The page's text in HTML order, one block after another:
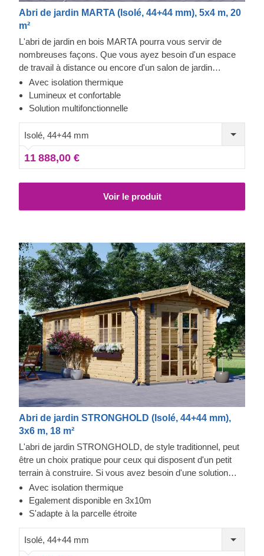
Abri de jardin MARTA (Isolé, 44+44 mm), 5x4 m, 20
m²
L'abri de jardin en bois MARTA pourra vous servir de
nombreuses façons. Que vous ayez besoin d'un espace
de travail à distance ou encore d'un salon de jardin
confortable, les possibilités sont presque illimitées. Vous
rêvez d'un abri de style classique pour votre jardin ? Alors
ne cherchez pas plus loin, ce modèle a tout ce qu'il faut :
prélasser à l'ombre à l'extérieur et de nombreuses grandes
fenêtres, assurant un espace intérieur parfaitement
lumineux.
Avec isolation thermique
Lumineux et confortable
Solution multifonctionnelle
Isolé, 44+44 mm
11 888,00 €
Voir le produit
Abri de jardin STRONGHOLD (Isolé, 44+44 mm),
3x6 m, 18 m²
L'abri de jardin STRONGHOLD, de style traditionnel, peut
être un choix pratique pour ceux qui disposent d'un petit
terrain à construire. Si vous avez besoin d'une solution
fonctionnelle pour vous détendre dans votre jardin, d'un
espace de rangement supplémentaire, ou d'un endroit où
vous pouvez vous reposer pour pratiquer votre hobby ou
pourrait être un beau modèle à considérer !
Avec isolation thermique
Egalement disponible en 3x10m
S'adapte à la parcelle étroite
Isolé, 44+44 mm